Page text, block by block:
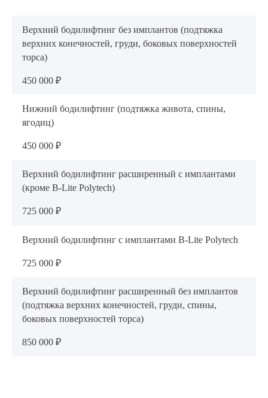
Верхний бодилифтинг без имплантов (подтяжка
верхних конечностей, груди, боковых поверхностей
торса)
450 000 ₽
Нижний бодилифтинг (подтяжка живота, спины,
ягодиц)
450 000 ₽
Верхний бодилифтинг расширенный с имплантами
(кроме B-Lite Polytech)
725 000 ₽
Верхний бодилифтинг с имплантами B-Lite Polytech
725 000 ₽
Верхний бодилифтинг расширенный без имплантов
(подтяжка верхних конечностей, груди, спины,
боковых поверхностей торса)
850 000 ₽